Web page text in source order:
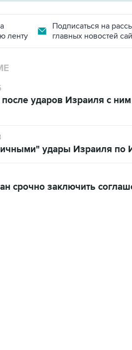
ленту
Подписаться на
главных новостей
ударов Израиля с ним
удары Израиля по
срочно заключить